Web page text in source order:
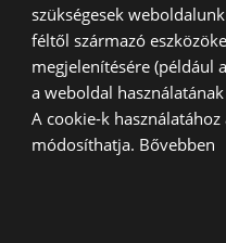
20:00
20:00
szükségesek
féltől származó
megjelenítésére (például
a weboldal
A cookie-k
módosíthatja. Bővebben